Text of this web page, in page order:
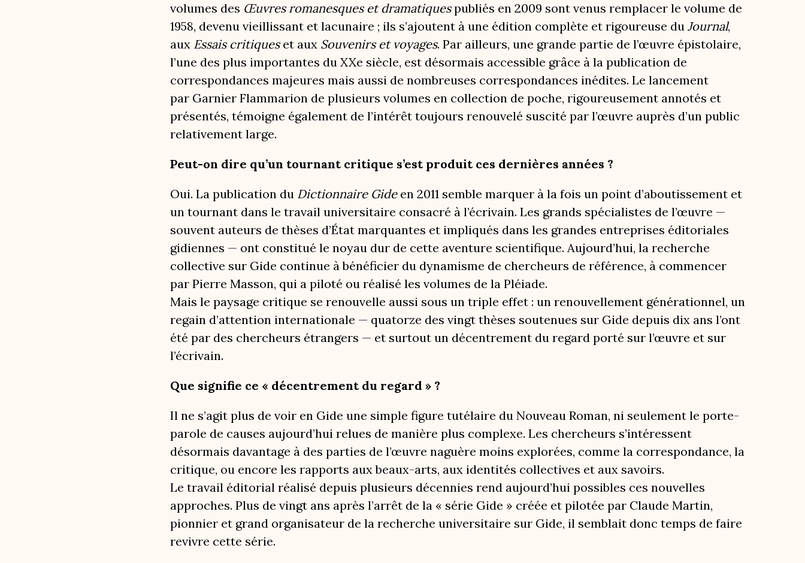
volumes des Œuvres romanesques et dramatiquespubliés en 2009 sont venus remplacer le volume de
1958, devenu vieillissant et lacunaire ; ils s’ajoutent à une édition complète et rigoureuse du Journal,
aux Essais critiqueset aux Souvenirs et voyages. Par ailleurs, une grande partie de l’œuvre épistolaire,
l’une des plus importantes du XXe siècle, est désormais accessible grâce à la publication de
correspondances majeures mais aussi de nombreuses correspondances inédites. Le lancement
par Garnier Flammarion de plusieurs volumes en collection de poche, rigoureusement annotés et
présentés, témoigne également de l’intérêt toujours renouvelé suscité par l’œuvre auprès d’un public
relativement large.
Peut-on dire qu’un tournant critique s’est produit ces dernières années ?
Oui. La publication du Dictionnaire Gideen 2011 semble marquer à la fois un point d’aboutissement et
un tournant dans le travail universitaire consacré à l’écrivain. Les grands spécialistes de l’œuvre —
souvent auteurs de thèses d’État marquantes et impliqués dans les grandes entreprises éditoriales
gidiennes — ont constitué le noyau dur de cette aventure scientifique. Aujourd’hui, la recherche
collective sur Gide continue à bénéficier du dynamisme de chercheurs de référence, à commencer
par Pierre Masson, qui a piloté ou réalisé les volumes de la Pléiade.
Mais le paysage critique se renouvelle aussi sous un triple effet : un renouvellement générationnel, un
regain d’attention internationale — quatorze des vingt thèses soutenues sur Gide depuis dix ans l’ont
été par des chercheurs étrangers — et surtout un décentrement du regard porté sur l’œuvre et sur
l’écrivain.
Que signifie ce « décentrement du regard » ?
Il ne s’agit plus de voir en Gide une simple figure tutélaire du Nouveau Roman, ni seulement le porte-
parole de causes aujourd’hui relues de manière plus complexe. Les chercheurs s’intéressent
désormais davantage à des parties de l’œuvre naguère moins explorées, comme la correspondance, la
critique, ou encore les rapports aux beaux-arts, aux identités collectives et aux savoirs.
Le travail éditorial réalisé depuis plusieurs décennies rend aujourd’hui possibles ces nouvelles
approches. Plus de vingt ans après l’arrêt de la « série Gide » créée et pilotée par Claude Martin,
pionnier et grand organisateur de la recherche universitaire sur Gide, il semblait donc temps de faire
revivre cette série.